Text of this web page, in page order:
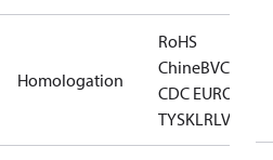
Homologation
RoHS
ChineBVCCC
CDC EURO-
TYSKLRLVD